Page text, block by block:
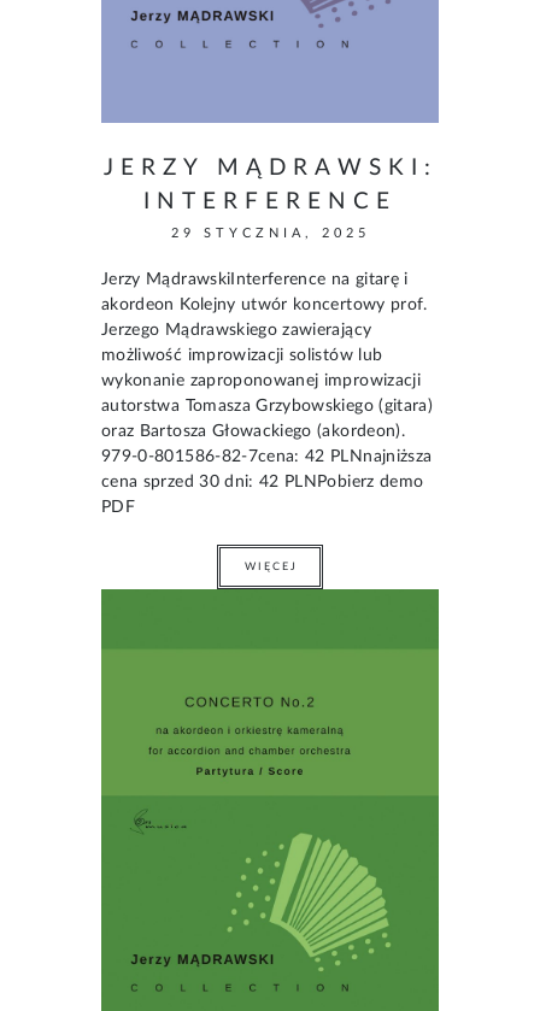
JERZY MĄDRAWSKI:
INTERFERENCE
29 STYCZNIA, 2025
Jerzy MądrawskiInterference na gitarę i
akordeon Kolejny utwór koncertowy prof.
Jerzego Mądrawskiego zawierający
możliwość improwizacji solistów lub
wykonanie zaproponowanej improwizacji
autorstwa Tomasza Grzybowskiego (gitara)
oraz Bartosza Głowackiego (akordeon).
979-0-801586-82-7cena: 42 PLNnajniższa
cena sprzed 30 dni: 42 PLNPobierz demo
PDF
WIĘCEJ